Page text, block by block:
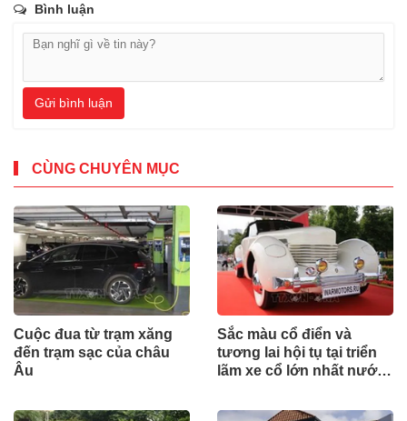
Bình luận
Gửi bình luận
CÙNG CHUYÊN MỤC
Cuộc đua từ trạm xăng
đến trạm sạc của châu
Âu
Sắc màu cổ điển và
tương lai hội tụ tại triển
lãm xe cổ lớn nhất nước